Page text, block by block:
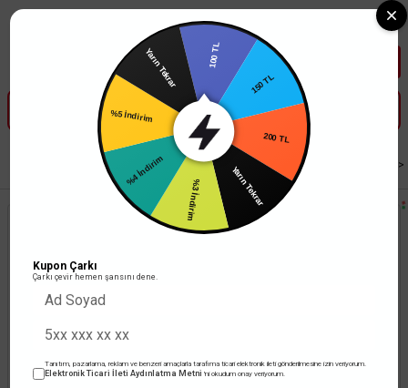
Tüm Banka Kartlarına Vade Farksız 3-5 Taksit Fırsatı Mailorder ile
Led Aydınlatma İç Mekan Aydınlatma Sıva Altı Led Armatür
100 TL
150 TL
Yarın Tekrar
%3 İndirim
%4 İndirim
%5 İndirim
Yarın Tekrar
Kupon Çarkı
Çarkı çevir hemen şansını dene.
Tanıtım, pazarlama, reklam ve benzeri amaçlarla tarafıma ticari elektronik ileti gönderilmesine izin veriyorum.
Elektronik Ticari İleti Aydınlatma Metni 'ni okudum onay veriyorum.